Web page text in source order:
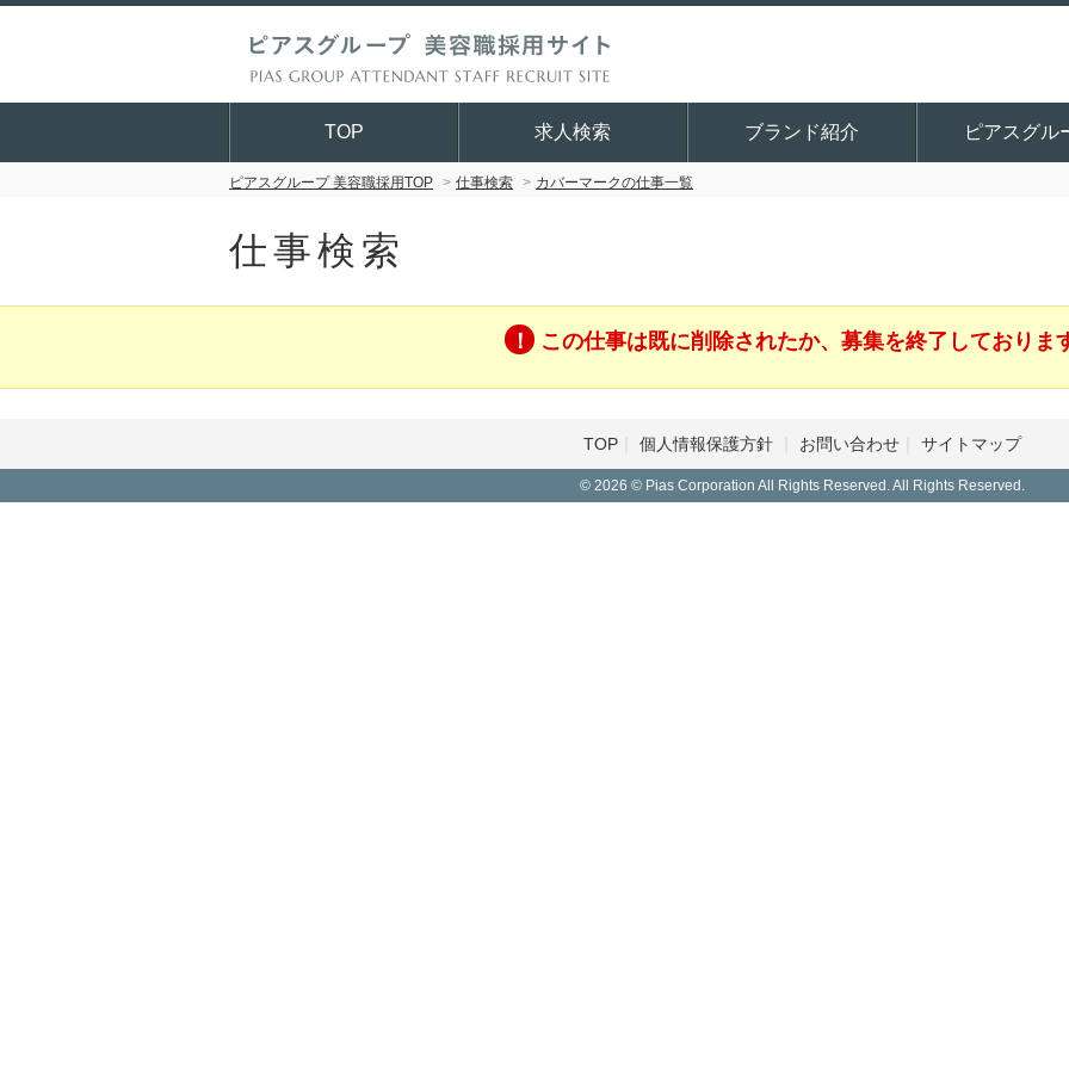
TOP 求人検索 ブランド紹介 ピアスグル
ピアスグループ 美容職採用TOP 仕事検索 カバーマークの仕事一覧
仕事検索
この仕事は既に削除されたか、募集を終了しておりま
TOP 個人情報保護方針 お問い合わせ サイトマップ
© 2026 © Pias Corporation All Rights Reserved. All Rights Reserved.